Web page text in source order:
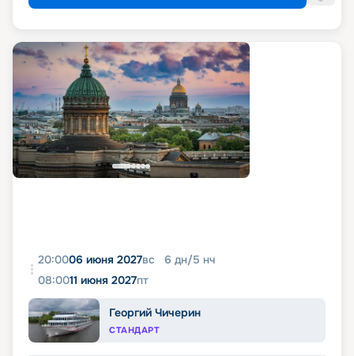
20:0006 июня 2027вс 6 дн/5 нч
08:0011 июня 2027пт
Георгий Чичерин
СТАНДАРТ